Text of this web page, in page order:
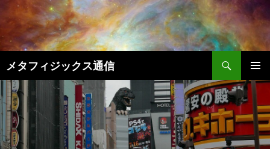
テ
ン
へ
ス
キ
プ
メタフィジックス通信
索
メインメ
ニュー